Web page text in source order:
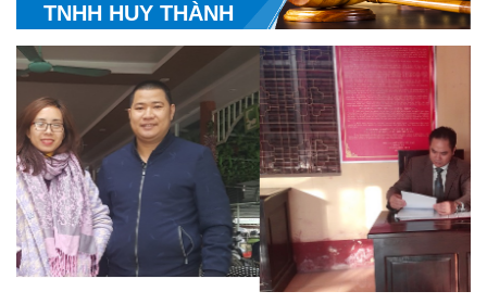
TNHH HUY THÀNH